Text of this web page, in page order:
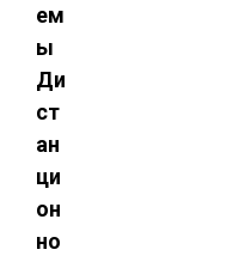
ем
ы
Ди
ст
ан
ци
он
но